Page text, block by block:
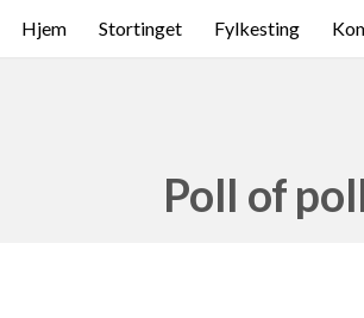
Hjem Stortinget Fylkesting
Poll of